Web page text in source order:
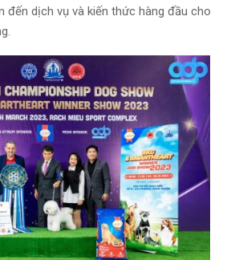
đến dịch vụ và kiến thức hàng đầu cho